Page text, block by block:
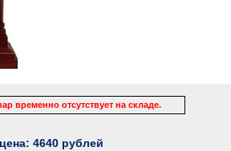
временно отсутствует на складе.
цена: 4640 рублей